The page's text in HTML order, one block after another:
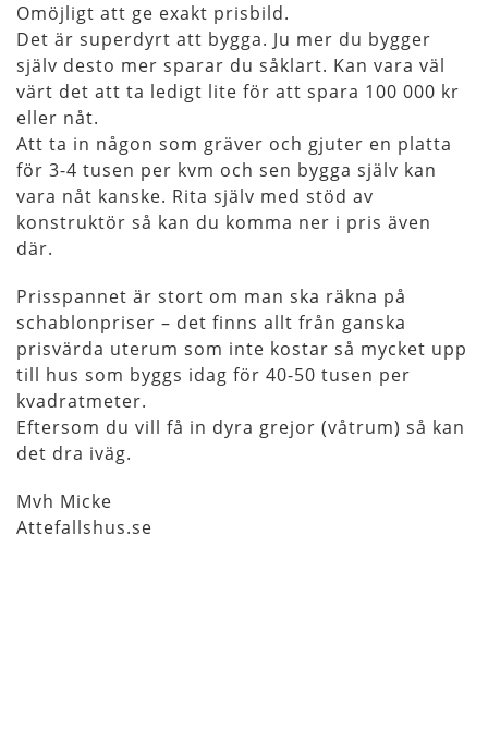
Omöjligt att ge exakt prisbild.
Det är superdyrt att bygga. Ju mer du bygger
själv desto mer sparar du såklart. Kan vara väl
värt det att ta ledigt lite för att spara 100 000 kr
eller nåt.
Att ta in någon som gräver och gjuter en platta
för 3-4 tusen per kvm och sen bygga själv kan
vara nåt kanske. Rita själv med stöd av
konstruktör så kan du komma ner i pris även
där.
Prisspannet är stort om man ska räkna på
schablonpriser – det finns allt från ganska
prisvärda uterum som inte kostar så mycket upp
till hus som byggs idag för 40-50 tusen per
kvadratmeter.
Eftersom du vill få in dyra grejor (våtrum) så kan
det dra iväg.
Mvh Micke
Attefallshus.se